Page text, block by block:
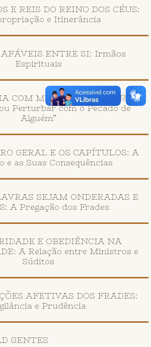
E REIS DO REINO DOS CÉUS:
e Itinerância
AFÁVEIS ENTRE SI: Irmãos
Espirituais
COM MISERICÓRDIA: “Não se
Perturbar com o Pecado de
Alguém”
GERAL E OS CAPÍTULOS: A
e as Suas Consequências
SEJAM ONDERADAS E
A Pregação dos Frades
E OBEDIÊNCIA NA
A Relação entre Ministros e
Súditos
AFETIVAS DOS FRADES:
e Prudência
GENTES